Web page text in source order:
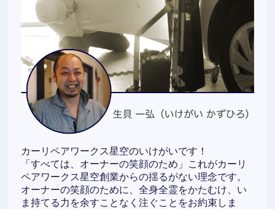
カーリペアワークス星空のいけがいです！
「すべては、オーナーの笑顔のため」これがカーリ
ペアワークス星空創業からの揺るがない理念です。
オーナーの笑顔のために、全身全霊をかたむけ、い
ま持てる力を余すことなく注ぐことをお約束しま